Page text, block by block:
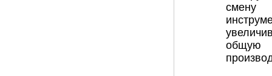
смену
общую